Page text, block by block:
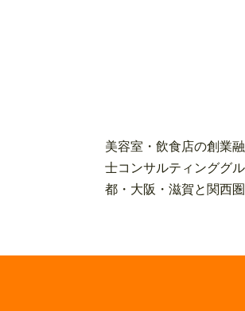
美容室・飲食店の創業
士コンサルティンググ
都・大阪・滋賀と関西圏